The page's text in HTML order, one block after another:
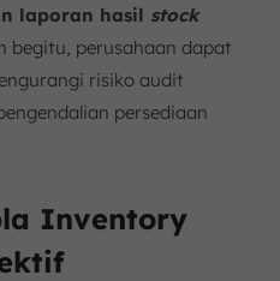
laporan hasil stock
begitu, perusahaan dapat
risiko audit
persediaan
Inventory